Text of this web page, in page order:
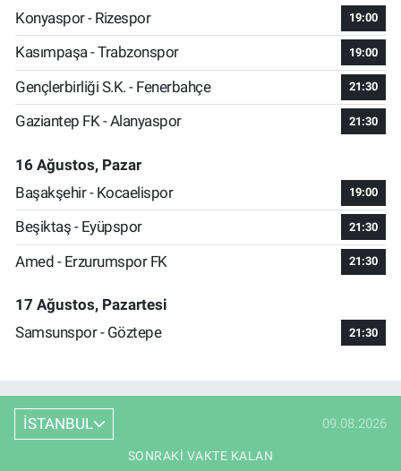
Konyaspor - Rizespor
19:00
Kasımpaşa - Trabzonspor 19:00
Gençlerbirliği S.K. - Fenerbahçe 21:30
Gaziantep FK - Alanyaspor 21:30
16 Ağustos, Pazar
Başakşehir - Kocaelispor
19:00
Beşiktaş - Eyüpspor 21:30
Amed - Erzurumspor FK 21:30
17 Ağustos, Pazartesi
Samsunspor - Göztepe
21:30
İSTANBUL 09.08.2026
SONRAKI VAKTE KALAN